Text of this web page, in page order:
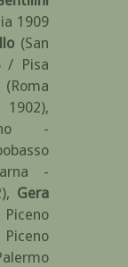
1909
(San
/ Pisa
(Roma
,
-
-
, Gera